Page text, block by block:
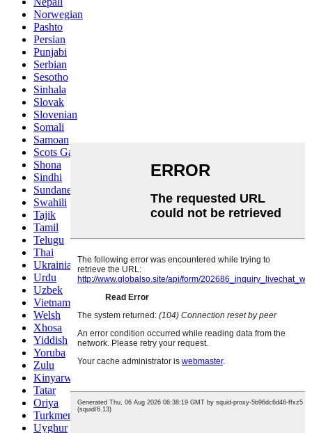
Norwegian
Pashto
Persian
Punjabi
Serbian
Sesotho
Sinhala
Slovak
Slovenian
Somali
Samoan
Scots Gaelic
Shona
Sindhi
Sundanese
Swahili
Tajik
Tamil
Telugu
Thai
Ukrainian
Urdu
Uzbek
Vietnamese
Welsh
Xhosa
Yiddish
Yoruba
Zulu
Kinyarwanda
Tatar
Oriya
Turkmen
Uyghur